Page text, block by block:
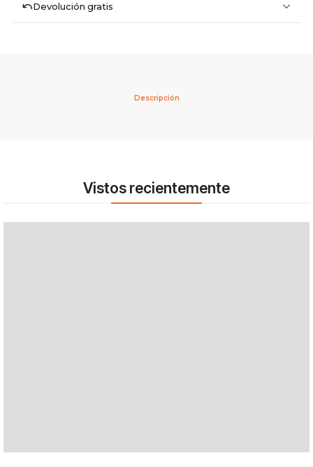
Devolución gratis
Descripción
Vistos recientemente